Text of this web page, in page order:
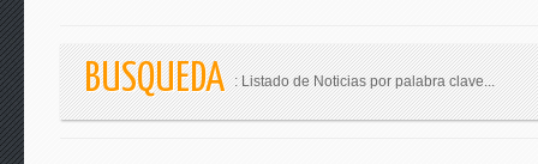
BUSQUEDA : Listado de Noticias por palabra clave...